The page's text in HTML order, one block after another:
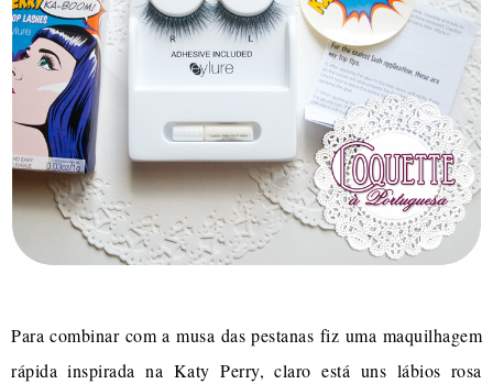
Para combinar com a musa das pestanas fiz uma maquilhagem
rápida inspirada na Katy Perry, claro está uns lábios rosa